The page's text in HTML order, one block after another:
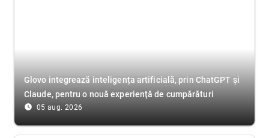
Glovo integrează inteligența artificială, prin ChatGPT și
Claude, pentru o nouă experiență de cumpărături
access_time_filled 05 aug. 2026